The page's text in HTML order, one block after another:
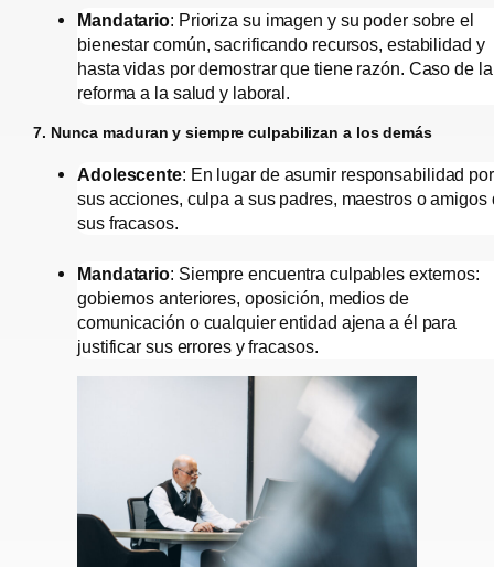
Mandatario: Prioriza su imagen y su poder sobre el
bienestar común, sacrificando recursos, estabilidad y
hasta vidas por demostrar que tiene razón. Caso de la
reforma a la salud y laboral.
7. Nunca maduran y siempre culpabilizan a los demás
Adolescente: En lugar de asumir responsabilidad por
sus acciones, culpa a sus padres, maestros o amigos
sus fracasos.
Mandatario: Siempre encuentra culpables externos:
gobiernos anteriores, oposición, medios de
comunicación o cualquier entidad ajena a él para
justificar sus errores y fracasos.